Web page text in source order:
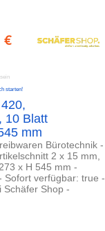
€
starten!
10 Blatt
mm
Bürotechnik -
2 x 15 mm,
x H 545 mm -
Sofort verfügbar: true -
Shop -